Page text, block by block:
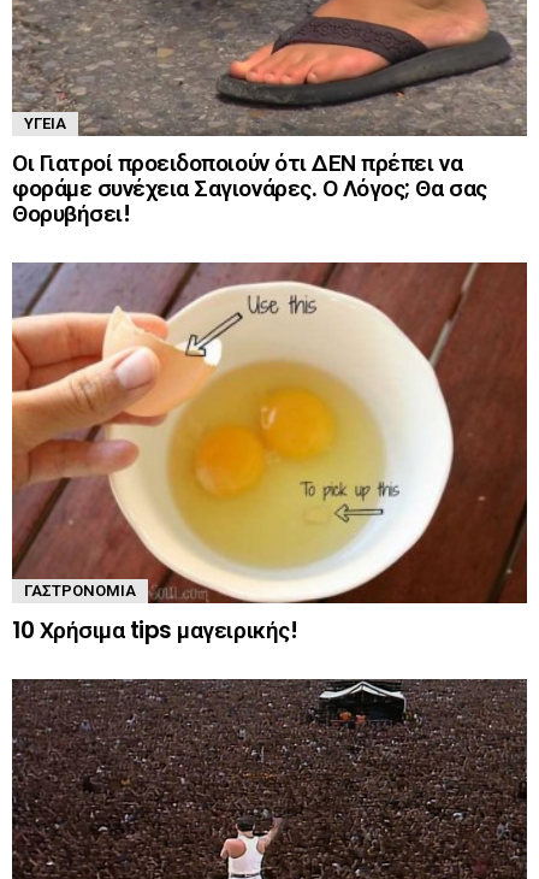
ΥΓΕΊΑ
Οι Γιατροί προειδοποιούν ότι ΔΕΝ πρέπει να
φοράμε συνέχεια Σαγιονάρες. Ο Λόγος; Θα σας
Θορυβήσει!
ΓΑΣΤΡΟΝΟΜΊΑ
10 Χρήσιμα tips μαγειρικής!